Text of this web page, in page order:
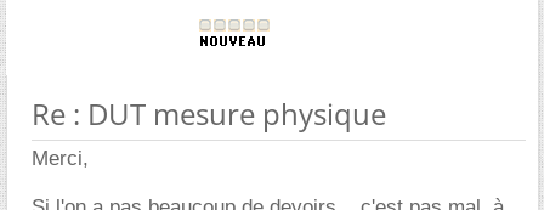
Re : DUT mesure physique
Merci,